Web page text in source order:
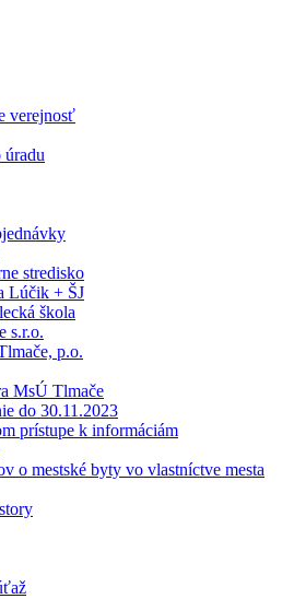
verejnosť
úradu
stredisko
Lúčik + ŠJ
škola
s.r.o.
p.o.
MsÚ Tlmače
do 30.11.2023
prístupe k informáciám
o mestské byty vo vlastníctve mesta